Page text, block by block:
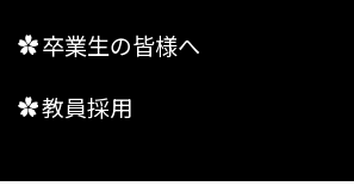
卒業生の皆様へ
教員採用